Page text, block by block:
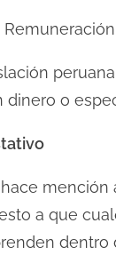
dinero o
mención
a que
dentro